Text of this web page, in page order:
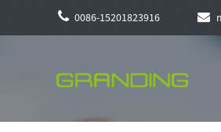
0086-15201823916